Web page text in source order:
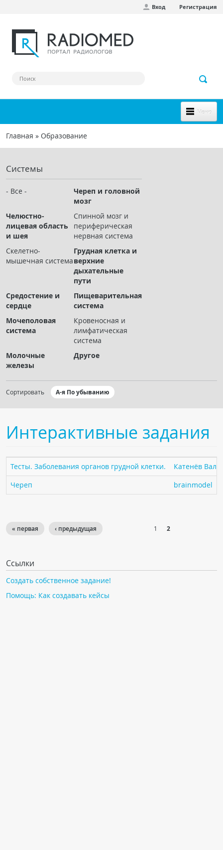
Вход Регистрация
Меню
НОВОЕ НА САЙТЕ
СООБЩЕСТВО
Клинические наблюдения
Чат RADIOMED
ОБРАЗОВАНИЕ
Интерактивные задания
Презентации
Журнал "Лучевая диагностика и терапия"
КНИЖНЫЙ МАГАЗИН
ПАЦИЕНТАМ
Компьютерная томография (КТ)
Спросить врача
Вы здесь
Главная » Образование
Системы
- Все -
Череп и головной
мозг
Челюстно-
лицевая область
и шея
Спинной мозг и
периферическая
нервная система
Скелетно-
мышечная система
Грудная клетка и
верхние
дыхательные
пути
Средостение и
сердце
Пищеварительная
система
Мочеполовая
система
Кровеносная и
лимфатическая
система
Молочные
железы
Другое
Сортировать А-я По убыванию
Интерактивные задания
Тесты. Заболевания органов грудной клетки.
Катенёв
Череп
brainmodel
« первая ‹ предыдущая 1 2
Ссылки
Создать собственное задание!
Помощь: Как создавать кейсы